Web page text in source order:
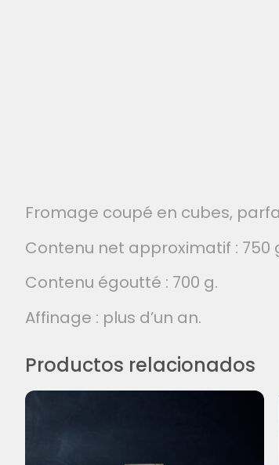
Fromage coupé en cubes,
Contenu net approximatif : 750
Contenu égoutté : 700 g.
Affinage : plus d’un an.
Productos relacionados